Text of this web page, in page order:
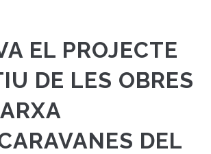
EL PROJECTE
DE LES OBRES
DEL